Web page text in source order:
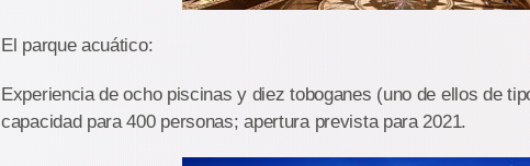
El parque acuático:
Experiencia de ocho piscinas y diez toboganes (uno de ellos de
capacidad para 400 personas; apertura prevista para 2021.